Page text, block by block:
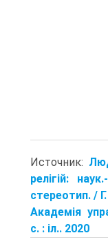
Источник:
релігій:
стереотип. /
Академія
с. : іл.. 2020